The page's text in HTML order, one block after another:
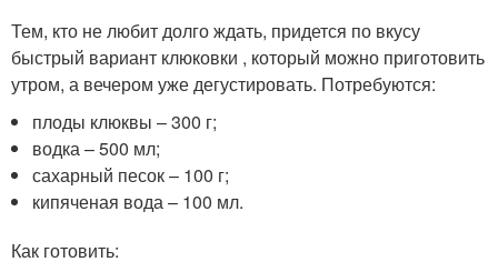
Тем, кто не любит долго ждать, придется по вкусу
быстрый вариант клюковки , который можно приготовить
утром, а вечером уже дегустировать. Потребуются:
плоды клюквы – 300 г;
водка – 500 мл;
сахарный песок – 100 г;
кипяченая вода – 100 мл.
Как готовить: